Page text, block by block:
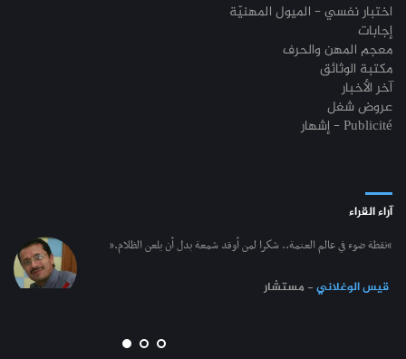
اختبار نفسي - الميول المهنيّة
إجابات
معجم المهن والحرف
مكتبة الوثائق
آخر الأخبار
عروض شغل
إشهار - Publicité
آراء القراء
“نقطة ضوء في عالم العتمة.. شكرا لمن أوقد شمعة بدل أن يلعن الظلام.”
قيس الوغلاني- مستشار